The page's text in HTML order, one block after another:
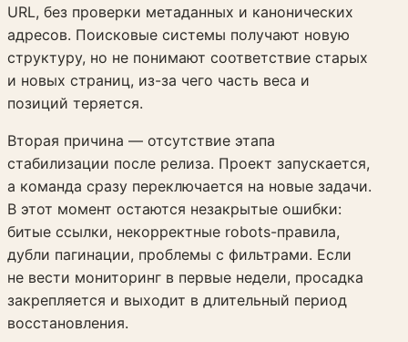
URL, без проверки метаданных и канонических
адресов. Поисковые системы получают новую
структуру, но не понимают соответствие старых
и новых страниц, из-за чего часть веса и
позиций теряется.
Вторая причина — отсутствие этапа
стабилизации после релиза. Проект запускается,
а команда сразу переключается на новые задачи.
В этот момент остаются незакрытые ошибки:
битые ссылки, некорректные robots-правила,
дубли пагинации, проблемы с фильтрами. Если
не вести мониторинг в первые недели, просадка
закрепляется и выходит в длительный период
восстановления.